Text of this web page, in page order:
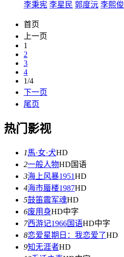
李秉宪 李星民 郭度沅 李熙俊
首页
上一页
1
2
3
4
1/4
下一页
尾页
热门影视
1 馬·女·犬HD
2一般人物HD国语
3海上风暴1951HD
4海市蜃楼1987HD
5鼓笛震军魂HD
6废用身HD中字
7西游记1966国语HD中字
8恋爱星期日：我恋爱了HD
9知无涯者HD